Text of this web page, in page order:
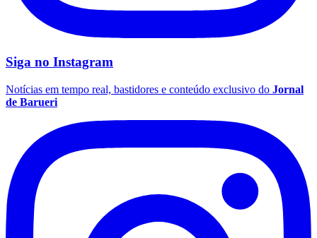
Flamengo
Siga no Instagram
Notícias em tempo real, bastidores e conteúdo exclusivo do Jornal
de Barueri